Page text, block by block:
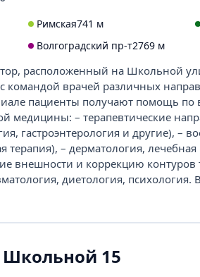
Римская741 м
Волгоградский пр-т2769 м
расположенный на Школьной
командой врачей различных
пациенты получают помощь
медицины: – терапевтические
гастроэнтерология и другие), –
– дерматология, лечебная
внешности и коррекцию контуров
диетология, психология.
Школьной 15